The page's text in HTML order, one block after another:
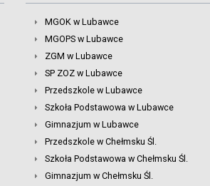
MGOK w Lubawce
MGOPS w Lubawce
ZGM w Lubawce
SP ZOZ w Lubawce
Przedszkole w Lubawce
Szkoła Podstawowa w Lubawce
Gimnazjum w Lubawce
Przedszkole w Chełmsku Śl.
Szkoła Podstawowa w Chełmsku Śl.
Gimnazjum w Chełmsku Śl.